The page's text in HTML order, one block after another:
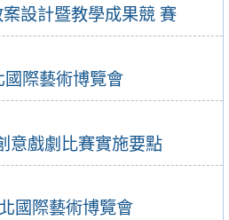
設計暨教學成果競 賽
國際藝術博覽會
意戲劇比賽實施要點
國際藝術博覽會